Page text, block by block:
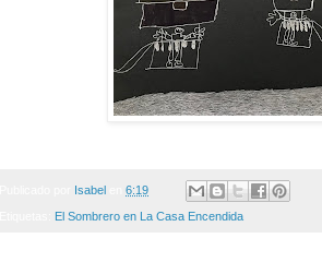
Isabel 6:19
El Sombrero en La Casa Encendida